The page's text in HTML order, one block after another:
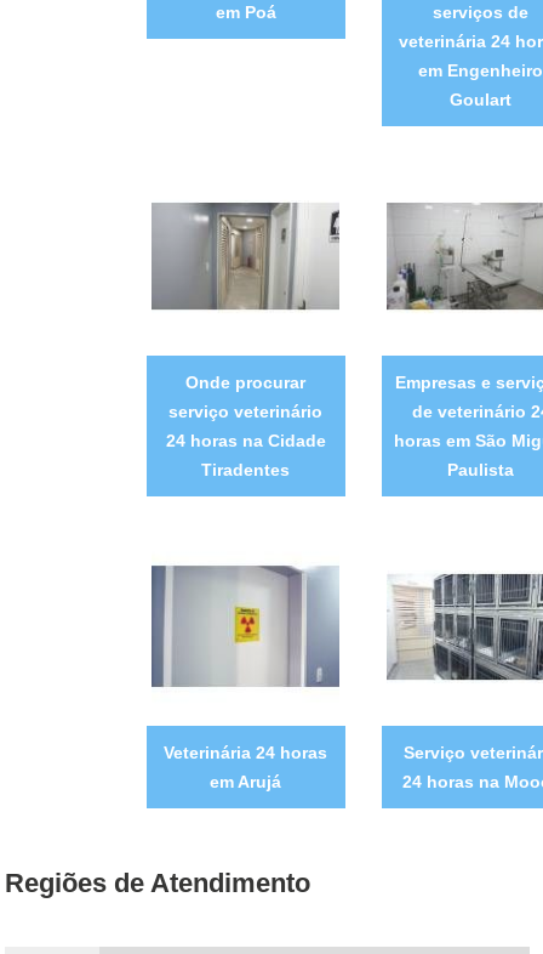
em Poá
serviços de
veterinária 24
em Engenheiro
Goulart
Onde procurar
serviço veterinário
24 horas na Cidade
Tiradentes
Empresas e
de veterinário
horas em São
Paulista
Veterinária 24 horas
em Arujá
Serviço
24 horas na
Regiões de Atendimento